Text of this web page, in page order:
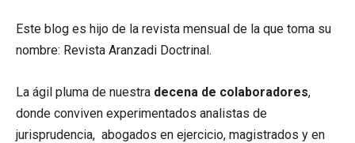
Este blog es hijo de la revista mensual de la que toma su
nombre: Revista Aranzadi Doctrinal.
La ágil pluma de nuestra decena de colaboradores,
donde conviven experimentados analistas de
jurisprudencia, abogados en ejercicio, magistrados y en